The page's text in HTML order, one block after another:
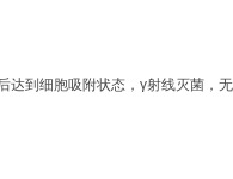
到细胞吸附状态，γ射线灭菌，